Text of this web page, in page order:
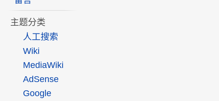
主题分类
人工搜索
Wiki
MediaWiki
AdSense
Google